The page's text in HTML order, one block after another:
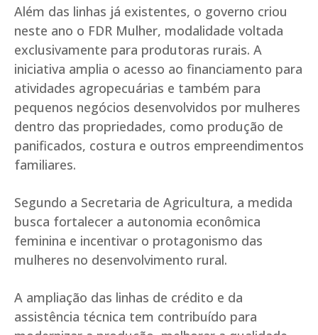
Além das linhas já existentes, o governo criou
neste ano o FDR Mulher, modalidade voltada
exclusivamente para produtoras rurais. A
iniciativa amplia o acesso ao financiamento para
atividades agropecuárias e também para
pequenos negócios desenvolvidos por mulheres
dentro das propriedades, como produção de
panificados, costura e outros empreendimentos
familiares.
Segundo a Secretaria de Agricultura, a medida
busca fortalecer a autonomia econômica
feminina e incentivar o protagonismo das
mulheres no desenvolvimento rural.
A ampliação das linhas de crédito e da
assistência técnica tem contribuído para